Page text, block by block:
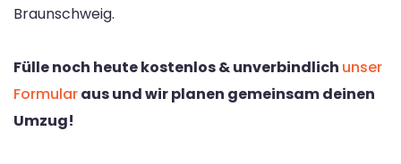
Braunschweig.
Fülle noch heute kostenlos & unverbindlich unser
Formularaus und wir planen gemeinsam deinen
Umzug!